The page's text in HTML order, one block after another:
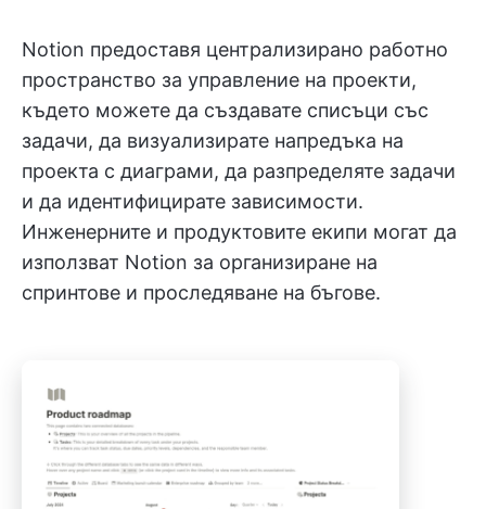
Notion предоставя централизирано работно
пространство за управление на проекти,
където можете да създавате списъци със
задачи, да визуализирате напредъка на
проекта с диаграми, да разпределяте задачи
и да идентифицирате зависимости.
Инженерните и продуктовите екипи могат да
използват Notion за организиране на
спринтове и проследяване на бъгове.